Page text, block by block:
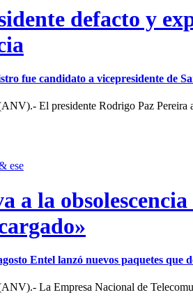
defacto y
fue candidato a vicepresidente de
El presidente Rodrigo Paz Pereira
ese
a la
Entel lanzó nuevos paquetes
La Empresa Nacional de